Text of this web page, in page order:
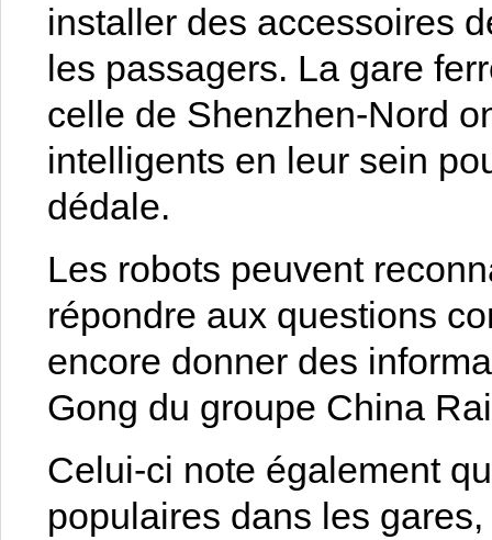
installer des accessoires
les passagers. La gare
celle de Shenzhen-Nord
intelligents en leur sein
dédale.
Les robots peuvent
répondre aux questions
encore donner des
Gong du groupe China
Celui-ci note également
populaires dans les